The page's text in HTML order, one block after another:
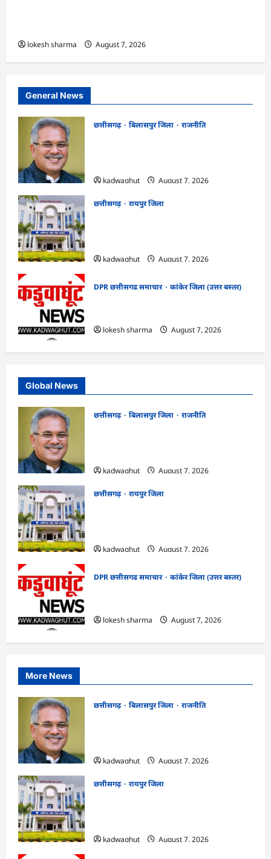
lokesh sharma August 7, 2026
General News
छत्तीसगढ़ बिलासपुर जिला
राजनीति
kadwaghut
August 7, 2026
छत्तीसगढ़
रायपुर जिला
kadwaghut
August 7, 2026
DPR छत्तीसगढ समाचार
कांकेर जिला (उत्तर बस्तर)
lokesh sharma
August 7, 2026
Global News
छत्तीसगढ़ बिलासपुर जिला
राजनीति
kadwaghut
August 7, 2026
छत्तीसगढ़
रायपुर जिला
kadwaghut
August 7, 2026
DPR छत्तीसगढ समाचार
कांकेर जिला (उत्तर बस्तर)
lokesh sharma
August 7, 2026
More News
छत्तीसगढ़ बिलासपुर जिला
राजनीति
kadwaghut
August 7, 2026
छत्तीसगढ़
रायपुर जिला
kadwaghut
August 7, 2026